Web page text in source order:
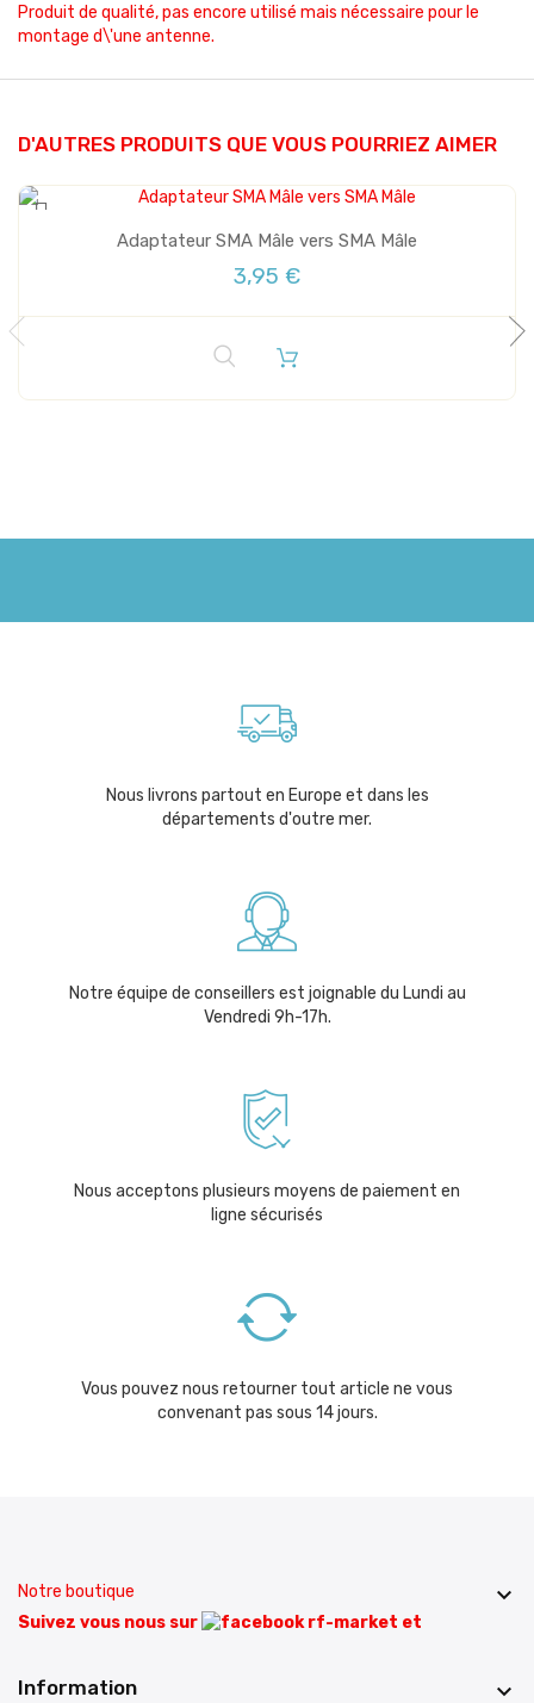
Produit de qualité, pas encore utilisé mais nécessaire pour le
montage d\'une antenne.
D'AUTRES PRODUITS QUE VOUS POURRIEZ AIMER
Adaptateur SMA Mâle vers SMA Mâle
3,95 €
Nous livrons partout en Europe et dans les
départements d'outre mer.
Notre équipe de conseillers est joignable du Lundi au
Vendredi 9h-17h.
Nous acceptons plusieurs moyens de paiement en
ligne sécurisés
Vous pouvez nous retourner tout article ne vous
convenant pas sous 14 jours.
Notre boutique 
Suivez vous nous sur et
Information 